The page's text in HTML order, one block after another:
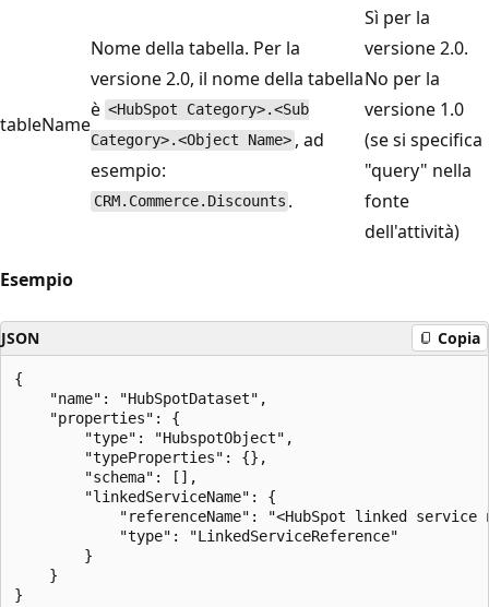
tableName
Nome della tabella. Per la
versione 2.0, il nome della tabella
è <HubSpot Category>.<Sub
Category>.<Object Name> , ad
esempio:
CRM.Commerce.Discounts .
Sì per la
versione 2.0.
No per la
versione 1.0
(se si specifica
"query" nella
fonte
dell'attività)
Esempio
JSON Copia
{
    "name": "HubSpotDataset",
    "properties": {
        "type": "HubspotObject",
        "typeProperties": {},
        "schema": [],
        "linkedServiceName": {
"referenceName": "<HubSpot linked service
            "type": "LinkedServiceReference"
        }
    }